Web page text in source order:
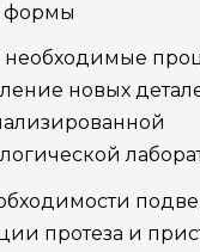
формы
необходимые
новых
протеза и